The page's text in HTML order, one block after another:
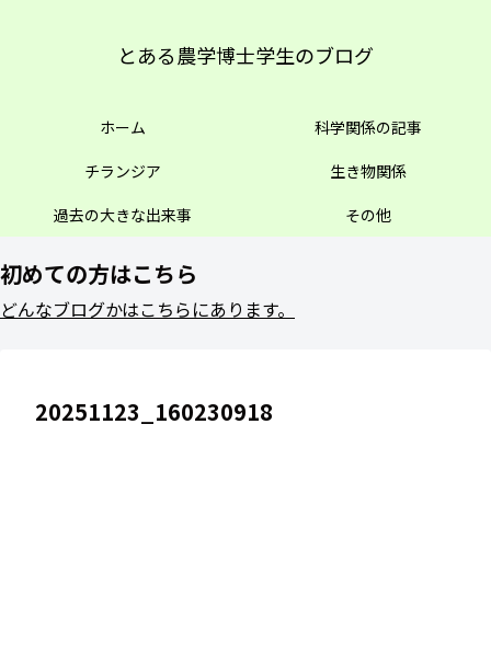
とある農学博士学生のブログ
ホーム
科学関係の記事
チランジア
生き物関係
過去の大きな出来事
その他
初めての方はこちら
どんなブログかはこちらにあります。
20251123_160230918